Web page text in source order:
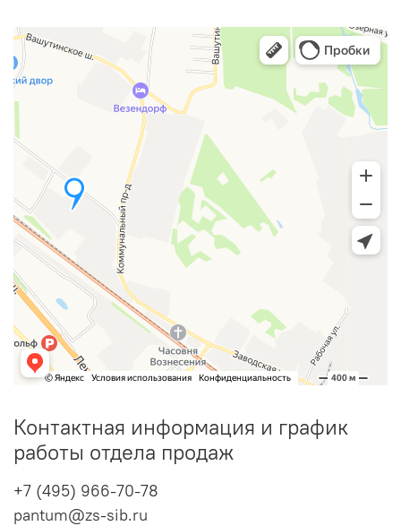
Контактная информация и график
работы отдела продаж
+7 (495) 966-70-78
pantum@zs-sib.ru